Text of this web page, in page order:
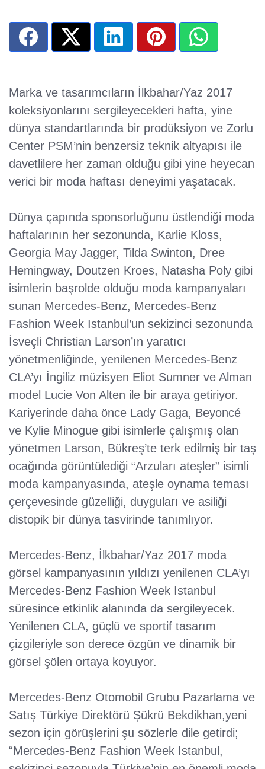
Marka ve tasarımcıların İlkbahar/Yaz 2017
koleksiyonlarını sergileyecekleri hafta, yine
dünya standartlarında bir prodüksiyon ve Zorlu
Center PSM’nin benzersiz teknik altyapısı ile
davetlilere her zaman olduğu gibi yine heyecan
verici bir moda haftası deneyimi yaşatacak.
Dünya çapında sponsorluğunu üstlendiği moda
haftalarının her sezonunda, Karlie Kloss,
Georgia May Jagger, Tilda Swinton, Dree
Hemingway, Doutzen Kroes, Natasha Poly gibi
isimlerin başrolde olduğu moda kampanyaları
sunan Mercedes-Benz, Mercedes-Benz
Fashion Week Istanbul’un sekizinci sezonunda
İsveçli Christian Larson’ın yaratıcı
yönetmenliğinde, yenilenen Mercedes-Benz
CLA’yı İngiliz müzisyen Eliot Sumner ve Alman
model Lucie Von Alten ile bir araya getiriyor.
Kariyerinde daha önce Lady Gaga, Beyoncé
ve Kylie Minogue gibi isimlerle çalışmış olan
yönetmen Larson, Bükreş’te terk edilmiş bir taş
ocağında görüntülediği “Arzuları ateşler” isimli
moda kampanyasında, ateşle oynama teması
çerçevesinde güzelliği, duyguları ve asiliği
distopik bir dünya tasvirinde tanımlıyor.
Mercedes-Benz, İlkbahar/Yaz 2017 moda
görsel kampanyasının yıldızı yenilenen CLA’yı
Mercedes-Benz Fashion Week Istanbul
süresince etkinlik alanında da sergileyecek.
Yenilenen CLA, güçlü ve sportif tasarım
çizgileriyle son derece özgün ve dinamik bir
görsel şölen ortaya koyuyor.
Mercedes-Benz Otomobil Grubu Pazarlama ve
Satış Türkiye Direktörü Şükrü Bekdikhan,yeni
sezon için görüşlerini şu sözlerle dile getirdi;
“Mercedes-Benz Fashion Week Istanbul,